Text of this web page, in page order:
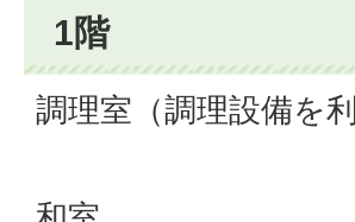
1階
調理室（調理設備を